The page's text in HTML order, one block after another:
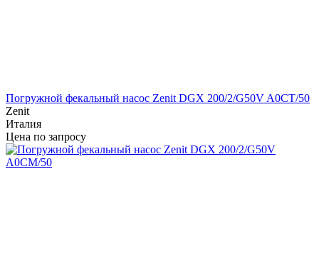
Погружной фекальный насос Zenit DGX 200/2/G50V A0CT/50
Zenit
Италия
Цена по запросу